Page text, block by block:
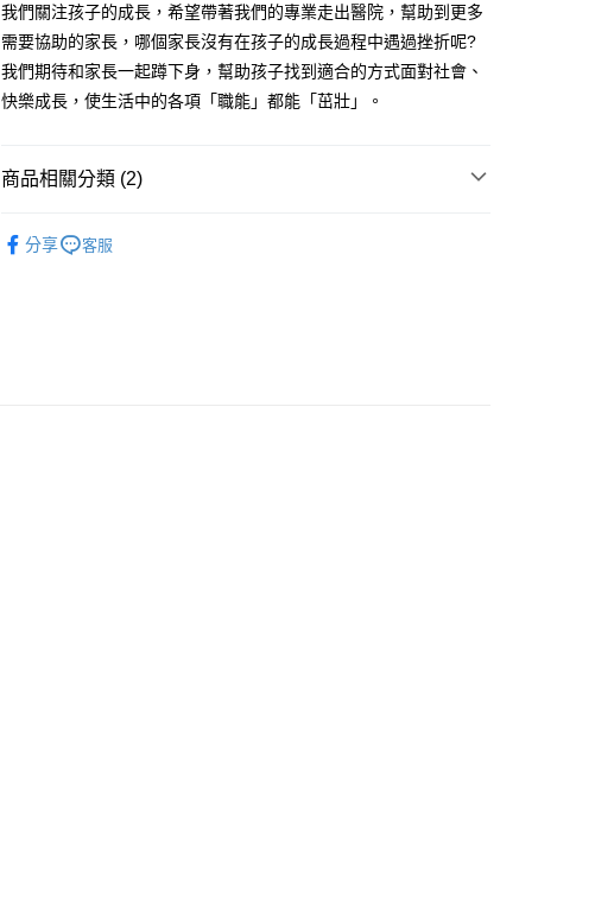
我們關注孩子的成長，希望帶著我們的專業走出醫院，幫助到更多
需要協助的家長，哪個家長沒有在孩子的成長過程中遇過挫折呢?
我們期待和家長一起蹲下身，幫助孩子找到適合的方式面對社會、
快樂成長，使生活中的各項「職能」都能「茁壯」。
商品相關分類 (2)
分享 客服